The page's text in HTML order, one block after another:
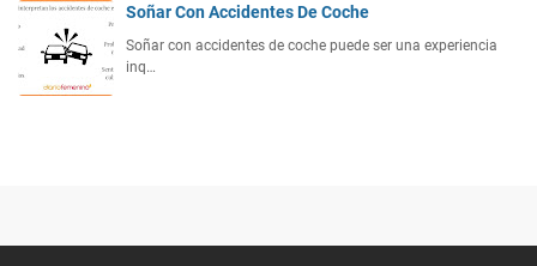
Soñar Con Accidentes De Coche
Soñar con accidentes de coche puede ser una experiencia
inq…